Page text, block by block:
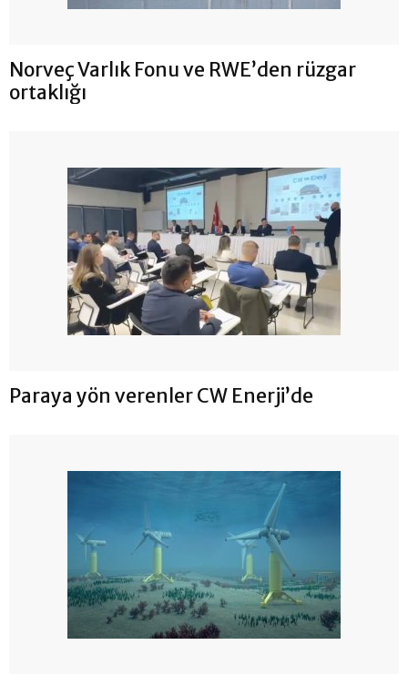
Norveç Varlık Fonu ve RWE’den rüzgar
ortaklığı
Paraya yön verenler CW Enerji’de